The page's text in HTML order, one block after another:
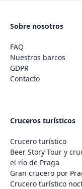
Sobre nosotros
FAQ
Nuestros barcos
GDPR
Contacto
Cruceros turísticos
Crucero turístico
Beer Story Tour y
el río de Praga
Gran crucero por
Crucero turístico